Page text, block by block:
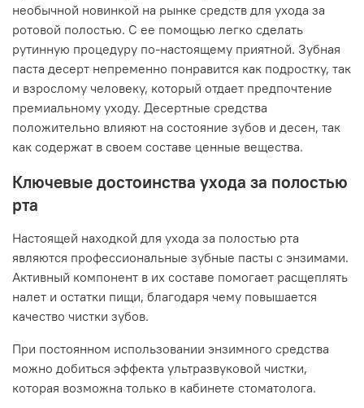
необычной новинкой на рынке средств для ухода за
ротовой полостью. С ее помощью легко сделать
рутинную процедуру по-настоящему приятной. Зубная
паста десерт непременно понравится как подростку, так
и взрослому человеку, который отдает предпочтение
премиальному уходу. Десертные средства
положительно влияют на состояние зубов и десен, так
как содержат в своем составе ценные вещества.
Ключевые достоинства ухода за полостью
рта
Настоящей находкой для ухода за полостью рта
являются профессиональные зубные пасты с энзимами.
Активный компонент в их составе помогает расщеплять
налет и остатки пищи, благодаря чему повышается
качество чистки зубов.
При постоянном использовании энзимного средства
можно добиться эффекта ультразвуковой чистки,
которая возможна только в кабинете стоматолога.